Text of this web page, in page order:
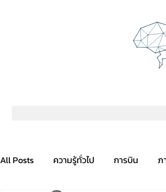
All Posts ความรู้ทั่วไป การบิน ภ